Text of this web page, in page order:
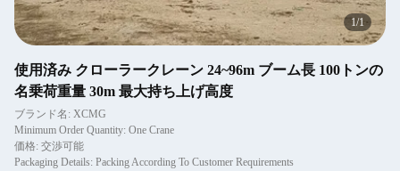
1/1
使用済み クローラークレーン 24~96m ブーム長 100トンの
名乗荷重量 30m 最大持ち上げ高度
ブランド名: XCMG
Minimum Order Quantity: One Crane
価格: 交渉可能
Packaging Details: Packing According To Customer Requirements